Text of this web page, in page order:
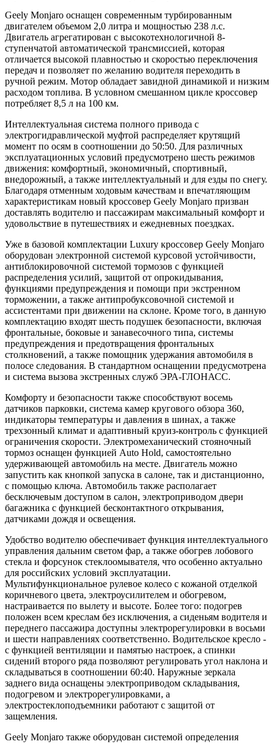
Geely Monjaro оснащен современным турбированным
двигателем объемом 2,0 литра и мощностью 238 л.с.
Двигатель агрегатирован с высокотехнологичной 8-
ступенчатой автоматической трансмиссией, которая
отличается высокой плавностью и скоростью переключения
передач и позволяет по желанию водителя переходить в
ручной режим. Мотор обладает завидной динамикой и низким
расходом топлива. В условном смешанном цикле кроссовер
потребляет 8,5 л на 100 км.
Интеллектуальная система полного привода с
электрогидравлической муфтой распределяет крутящий
момент по осям в соотношении до 50:50. Для различных
эксплуатационных условий предусмотрено шесть режимов
движения: комфортный, экономичный, спортивный,
внедорожный, а также интеллектуальный и для езды по снегу.
Благодаря отменным ходовым качествам и впечатляющим
характеристикам новый кроссовер Geely Monjaro призван
доставлять водителю и пассажирам максимальный комфорт и
удовольствие в путешествиях и ежедневных поездках.
Уже в базовой комплектации Luxury кроссовер Geely Monjaro
оборудован электронной системой курсовой устойчивости,
антиблокировочной системой тормозов с функцией
распределения усилий, защитой от опрокидывания,
функциями предупреждения и помощи при экстренном
торможении, а также антипробуксовочной системой и
ассистентами при движении на склоне. Кроме того, в данную
комплектацию входят шесть подушек безопасности, включая
фронтальные, боковые и занавесочного типа, системы
предупреждения и предотвращения фронтальных
столкновений, а также помощник удержания автомобиля в
полосе следования. В стандартном оснащении предусмотрена
и система вызова экстренных служб ЭРА-ГЛОНАСС.
Комфорту и безопасности также способствуют восемь
датчиков парковки, система камер кругового обзора 360,
индикаторы температуры и давления в шинах, а также
трехзонный климат и адаптивный круиз-контроль с функцией
ограничения скорости. Электромеханический стояночный
тормоз оснащен функцией Auto Hold, самостоятельно
удерживающей автомобиль на месте. Двигатель можно
запустить как кнопкой запуска в салоне, так и дистанционно,
с помощью ключа. Автомобиль также располагает
бесключевым доступом в салон, электроприводом двери
багажника с функцией бесконтактного открывания,
датчиками дождя и освещения.
Удобство водителю обеспечивает функция интеллектуального
управления дальним светом фар, а также обогрев лобового
стекла и форсунок стеклоомывателя, что особенно актуально
для российских условий эксплуатации.
Мультифункциональное рулевое колесо с кожаной отделкой
коричневого цвета, электроусилителем и обогревом,
настраивается по вылету и высоте. Более того: подогрев
положен всем креслам без исключения, а сиденьям водителя и
переднего пассажира доступны электрорегулировки в восьми
и шести направлениях соответственно. Водительское кресло -
с функцией вентиляции и памятью настроек, а спинки
сидений второго ряда позволяют регулировать угол наклона и
складываться в соотношении 60:40. Наружные зеркала
заднего вида оснащены электроприводом складывания,
подогревом и электрорегулировками, а
электростеклоподъемники работают с защитой от
защемления.
Geely Monjaro также оборудован системой определения